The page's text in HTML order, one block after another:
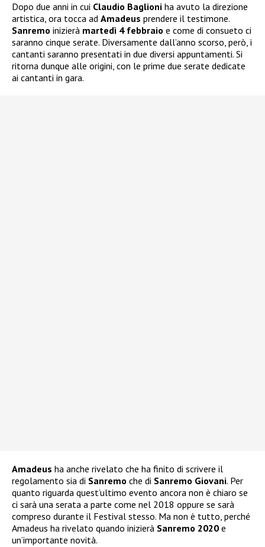
Dopo due anni in cui Claudio Baglioni ha avuto la direzione
artistica, ora tocca ad Amadeus prendere il testimone.
Sanremo inizierà martedì 4 febbraio e come di consueto ci
saranno cinque serate. Diversamente dall’anno scorso, però, i
cantanti saranno presentati in due diversi appuntamenti. Si
ritorna dunque alle origini, con le prime due serate dedicate
ai cantanti in gara.
Amadeus ha anche rivelato che ha finito di scrivere il
regolamento sia di Sanremo che di Sanremo Giovani. Per
quanto riguarda quest’ultimo evento ancora non è chiaro se
ci sarà una serata a parte come nel 2018 oppure se sarà
compreso durante il Festival stesso. Ma non è tutto, perché
Amadeus ha rivelato quando inizierà Sanremo 2020 e
un’importante novità.